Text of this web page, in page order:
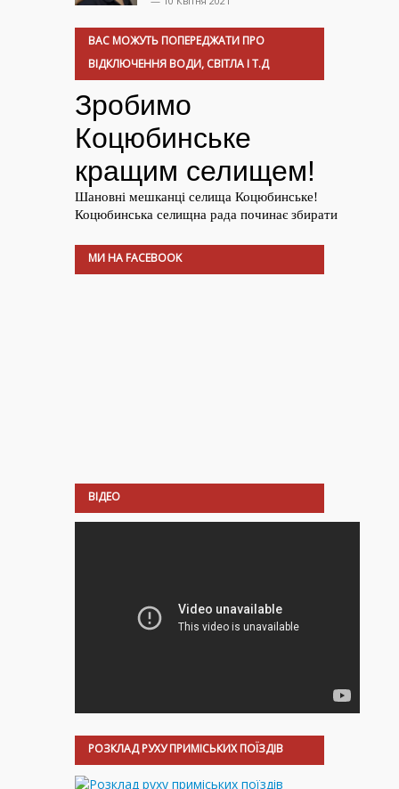
ВАС МОЖУТЬ ПОПЕРЕДЖАТИ ПРО
ВІДКЛЮЧЕННЯ ВОДИ, СВІТЛА І Т.Д
МИ НА FACEBOOK
ВІДЕО
РОЗКЛАД РУХУ ПРИМІСЬКИХ ПОЇЗДІВ